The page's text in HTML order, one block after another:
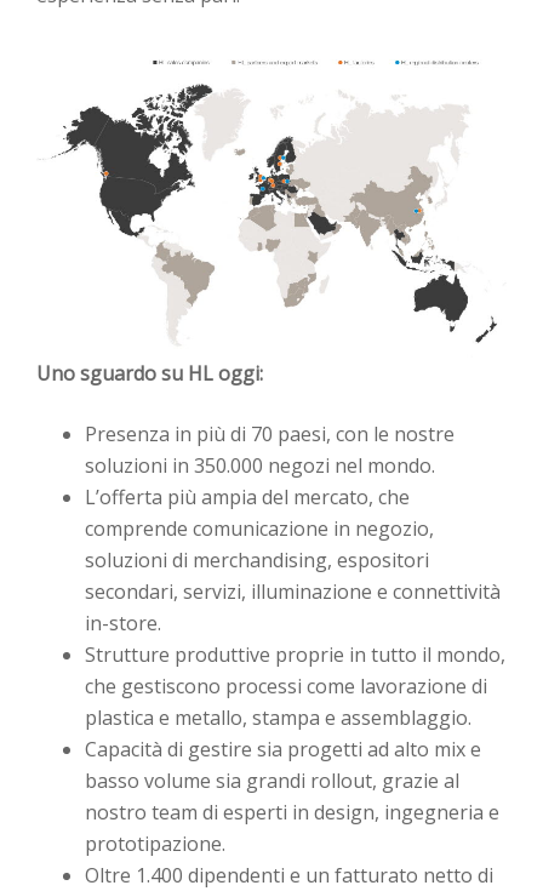
Uno sguardo su HL oggi:
Presenza in più di 70 paesi, con le nostre
soluzioni in 350.000 negozi nel mondo.
L’offerta più ampia del mercato, che
comprende comunicazione in negozio,
soluzioni di merchandising, espositori
secondari, servizi, illuminazione e connettività
in-store.
Strutture produttive proprie in tutto il mondo,
che gestiscono processi come lavorazione di
plastica e metallo, stampa e assemblaggio.
Capacità di gestire sia progetti ad alto mix e
basso volume sia grandi rollout, grazie al
nostro team di esperti in design, ingegneria e
prototipazione.
Oltre 1.400 dipendenti e un fatturato netto di